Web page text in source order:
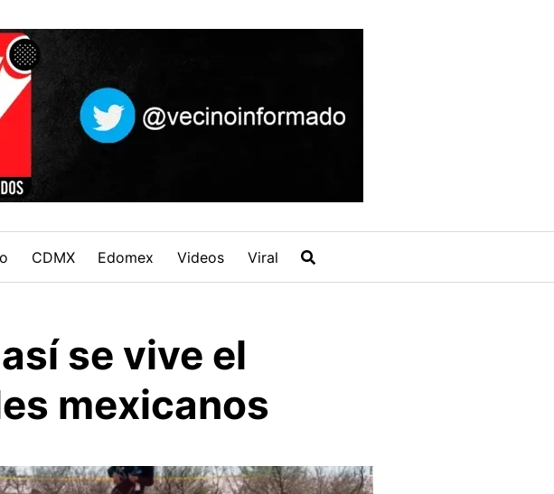
CDMX Edomex Videos Viral
se vive el
mexicanos